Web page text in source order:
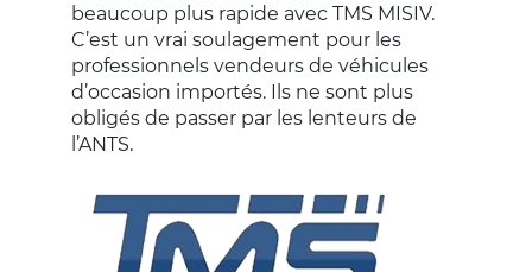
beaucoup plus rapide avec TMS MISIV.
C’est un vrai soulagement pour les
professionnels vendeurs de véhicules
d’occasion importés. Ils ne sont plus
obligés de passer par les lenteurs de
l’ANTS.